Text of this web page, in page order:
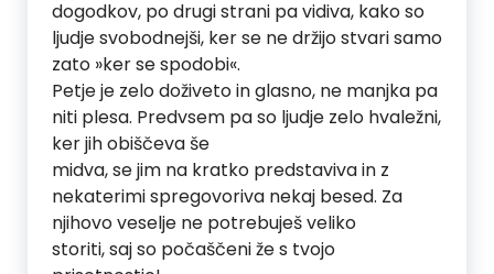
dogodkov, po drugi strani pa vidiva, kako so
ljudje svobodnejši, ker se ne držijo stvari samo
zato »ker se spodobi«.
Petje je zelo doživeto in glasno, ne manjka pa
niti plesa. Predvsem pa so ljudje zelo hvaležni,
ker jih obiščeva še
midva, se jim na kratko predstaviva in z
nekaterimi spregovoriva nekaj besed. Za
njihovo veselje ne potrebuješ veliko
storiti, saj so počaščeni že s tvojo